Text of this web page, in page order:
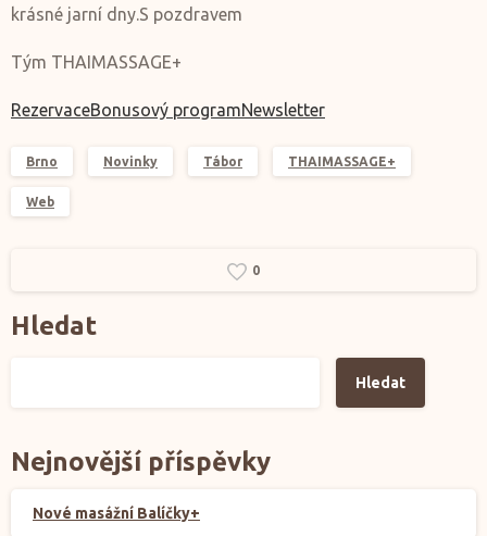
krásné jarní dny.S pozdravem
Tým THAIMASSAGE+
RezervaceBonusový programNewsletter
Brno Novinky Tábor THAIMASSAGE+
Web
0
Hledat
Hledat
Nejnovější příspěvky
Nové masážní Balíčky+